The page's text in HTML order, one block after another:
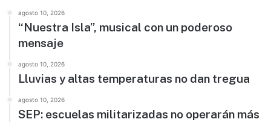
agosto 10, 2026
“Nuestra Isla”, musical con un poderoso
mensaje
agosto 10, 2026
Lluvias y altas temperaturas no dan tregua
agosto 10, 2026
SEP: escuelas militarizadas no operarán más